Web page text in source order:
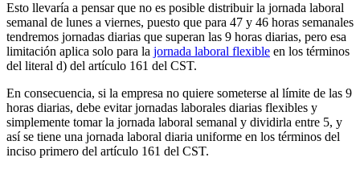
Esto llevaría a pensar que no es posible distribuir la jornada laboral
semanal de lunes a viernes, puesto que para 47 y 46 horas semanales
tendremos jornadas diarias que superan las 9 horas diarias, pero esa
limitación aplica solo para la jornada laboral flexible en los términos
del literal d) del artículo 161 del CST.
En consecuencia, si la empresa no quiere someterse al límite de las 9
horas diarias, debe evitar jornadas laborales diarias flexibles y
simplemente tomar la jornada laboral semanal y dividirla entre 5, y
así se tiene una jornada laboral diaria uniforme en los términos del
inciso primero del artículo 161 del CST.